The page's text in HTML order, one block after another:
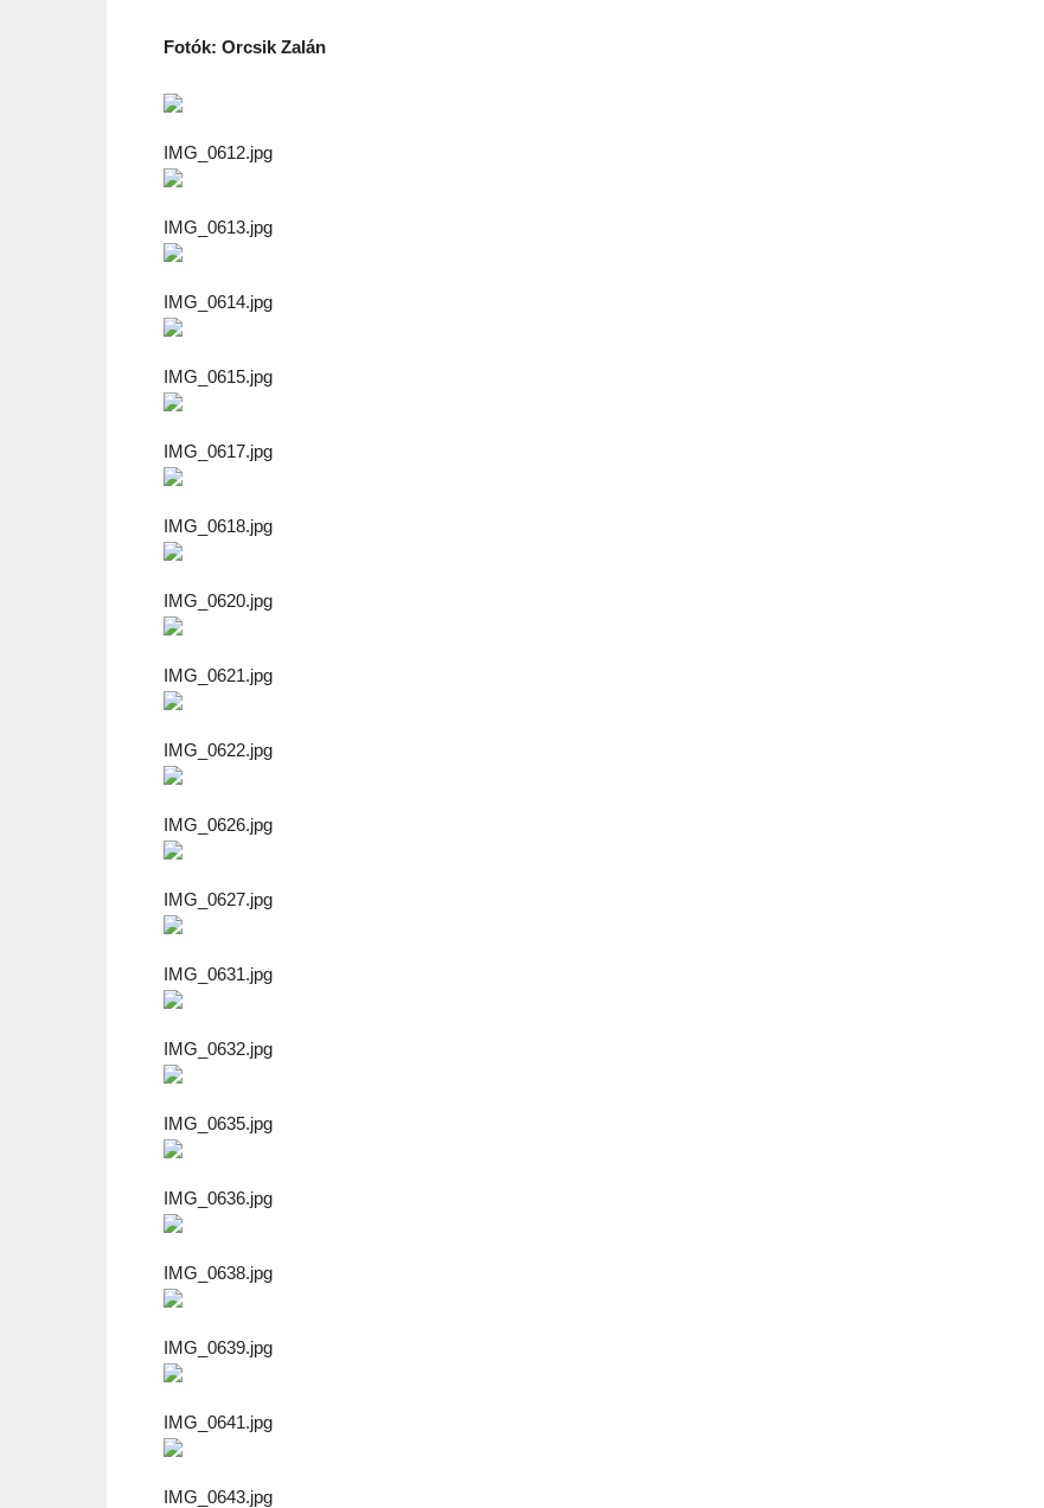
Fotók: Orcsik Zalán
IMG_0612.jpg
IMG_0613.jpg
IMG_0614.jpg
IMG_0615.jpg
IMG_0617.jpg
IMG_0618.jpg
IMG_0620.jpg
IMG_0621.jpg
IMG_0622.jpg
IMG_0626.jpg
IMG_0627.jpg
IMG_0631.jpg
IMG_0632.jpg
IMG_0635.jpg
IMG_0636.jpg
IMG_0638.jpg
IMG_0639.jpg
IMG_0641.jpg
IMG_0643.jpg